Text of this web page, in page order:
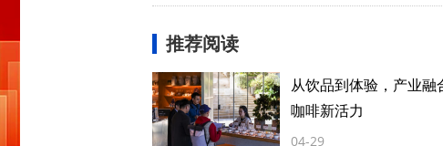
推荐阅读
从饮品到体验，产业融
咖啡新活力
04-29